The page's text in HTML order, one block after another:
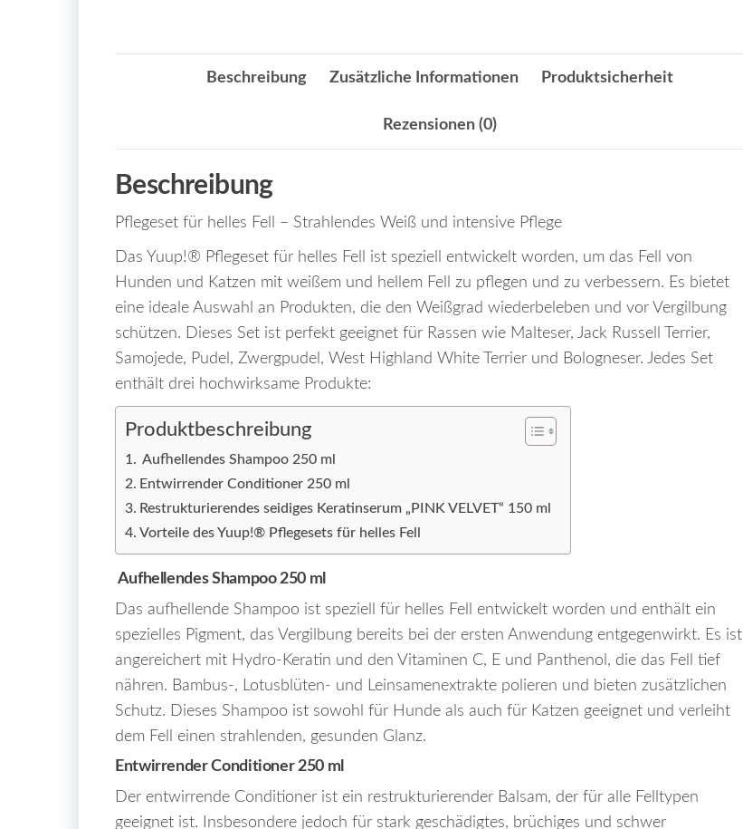
Beschreibung Zusätzliche Informationen Produktsicherheit
Rezensionen (0)
Beschreibung
Pflegeset für helles Fell – Strahlendes Weiß und intensive Pflege
Das Yuup!® Pflegeset für helles Fell ist speziell entwickelt worden, um das Fell von
Hunden und Katzen mit weißem und hellem Fell zu pflegen und zu verbessern. Es bietet
eine ideale Auswahl an Produkten, die den Weißgrad wiederbeleben und vor Vergilbung
schützen. Dieses Set ist perfekt geeignet für Rassen wie Malteser, Jack Russell Terrier,
Samojede, Pudel, Zwergpudel, West Highland White Terrier und Bologneser. Jedes Set
enthält drei hochwirksame Produkte:
Produktbeschreibung
Aufhellendes Shampoo 250 ml
Entwirrender Conditioner 250 ml
Restrukturierendes seidiges Keratinserum „PINK VELVET“ 150 ml
Vorteile des Yuup!® Pflegesets für helles Fell
Aufhellendes Shampoo 250 ml
Das aufhellende Shampoo ist speziell für helles Fell entwickelt worden und enthält ein
spezielles Pigment, das Vergilbung bereits bei der ersten Anwendung entgegenwirkt. Es ist
angereichert mit Hydro-Keratin und den Vitaminen C, E und Panthenol, die das Fell tief
nähren. Bambus-, Lotusblüten- und Leinsamenextrakte polieren und bieten zusätzlichen
Schutz. Dieses Shampoo ist sowohl für Hunde als auch für Katzen geeignet und verleiht
dem Fell einen strahlenden, gesunden Glanz.
Entwirrender Conditioner 250 ml
Der entwirrende Conditioner ist ein restrukturierender Balsam, der für alle Felltypen
geeignet ist. Insbesondere jedoch für stark geschädigtes, brüchiges und schwer